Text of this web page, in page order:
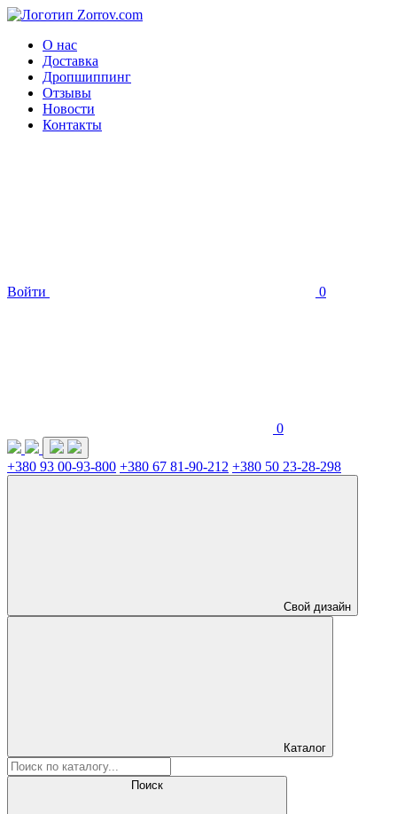
О нас
Доставка
Дропшиппинг
Отзывы
Новости
Контакты
Войти 0
0
+380 93 00-93-800 +380 67 81-90-212 +380 50 23-28-298
Свой дизайн
Каталог
Поиск